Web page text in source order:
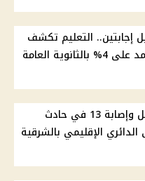
إجابتين.. التعليم تكشف
العامة
بالأسماء.. مصرع طفل وإصابة 13 في حادث
الإقليمي بالشرقية